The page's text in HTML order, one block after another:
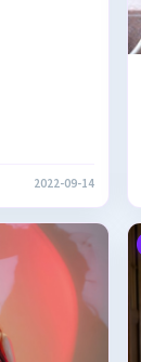
2022-09-14